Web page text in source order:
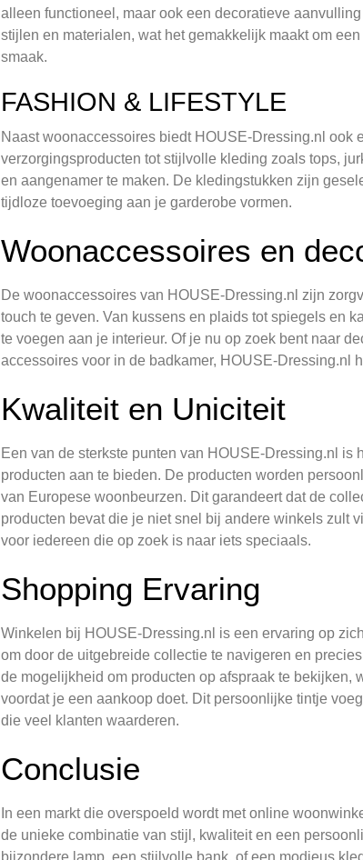
alleen functioneel, maar ook een decoratieve
stijlen en materialen, wat het gemakkelijk maakt om
smaak.
FASHION & LIFESTYLE
Naast woonaccessoires biedt HOUSE-Dressing.nl ook
verzorgingsproducten tot stijlvolle kleding zoals tops,
en aangenamer te maken. De kledingstukken zijn
tijdloze toevoeging aan je garderobe vormen.
Woonaccessoires en
De woonaccessoires van HOUSE-Dressing.nl zijn
touch te geven. Van kussens en plaids tot spiegels en
te voegen aan je interieur. Of je nu op zoek bent naar
accessoires voor in de badkamer, HOUSE-Dressing.nl
Kwaliteit en Uniciteit
Een van de sterkste punten van HOUSE-Dressing.nl
producten aan te bieden. De producten worden
van Europese woonbeurzen. Dit garandeert dat de
producten bevat die je niet snel bij andere winkels zult
voor iedereen die op zoek is naar iets speciaals.
Shopping Ervaring
Winkelen bij HOUSE-Dressing.nl is een ervaring op
om door de uitgebreide collectie te navigeren en
de mogelijkheid om producten op afspraak te bekijken,
voordat je een aankoop doet. Dit persoonlijke tintje
die veel klanten waarderen.
Conclusie
In een markt die overspoeld wordt met online
de unieke combinatie van stijl, kwaliteit en een
bijzondere lamp, een stijlvolle bank, of een modieus